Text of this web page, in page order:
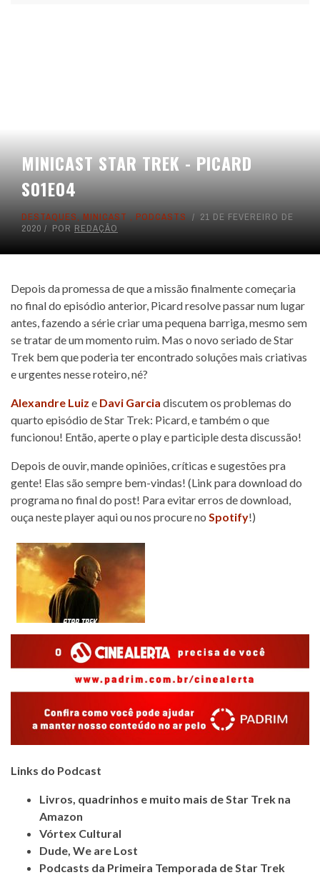
MINICAST STAR TREK - PICARD
S01E04
DESTAQUES, MINICAST , PODCASTS
21 DE FEVEREIRO DE
2020
POR REDAÇÃO
Depois da promessa de que a missão finalmente começaria
no final do episódio anterior, Picard resolve passar num lugar
antes, fazendo a série criar uma pequena barriga, mesmo sem
se tratar de um momento ruim. Mas o novo seriado de Star
Trek bem que poderia ter encontrado soluções mais criativas
e urgentes nesse roteiro, né?
Alexandre Luiz e Davi Garcia discutem os problemas do
quarto episódio de Star Trek: Picard, e também o que
funcionou! Então, aperte o play e participle desta discussão!
Depois de ouvir, mande opiniões, críticas e sugestões pra
gente! Elas são sempre bem-vindas! (Link para download do
programa no final do post! Para evitar erros de download,
ouça neste player aqui ou nos procure no Spotify!)
Links do Podcast
Livros, quadrinhos e muito mais de Star Trek na
Amazon
Vórtex Cultural
Dude, We are Lost
Podcasts da Primeira Temporada de Star Trek